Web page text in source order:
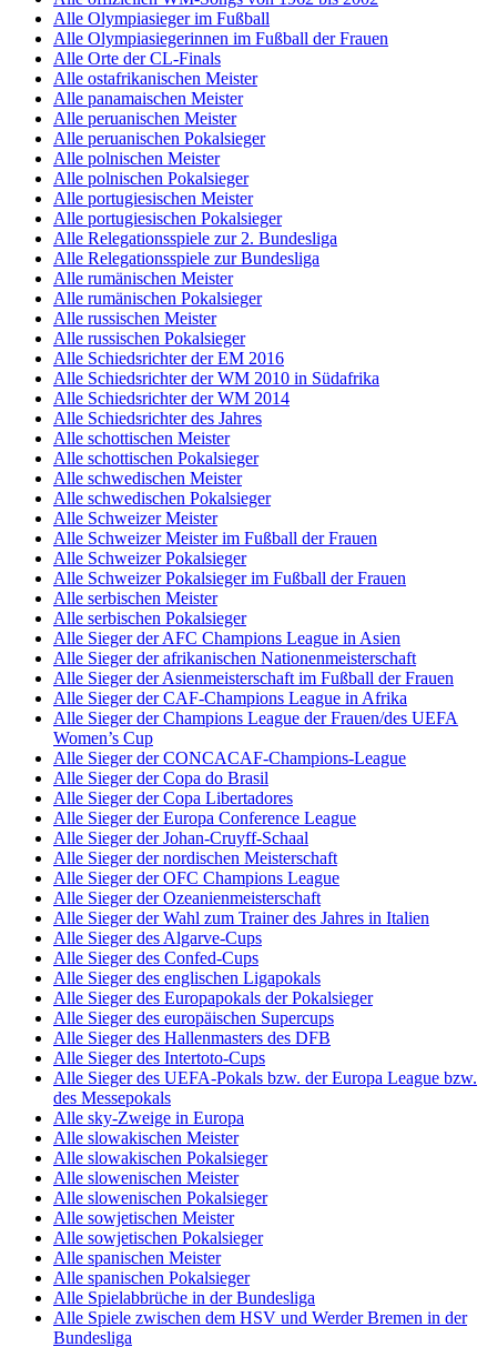
Alle Olympiasieger im Fußball
Alle Olympiasiegerinnen im Fußball der Frauen
Alle Orte der CL-Finals
Alle ostafrikanischen Meister
Alle panamaischen Meister
Alle peruanischen Meister
Alle peruanischen Pokalsieger
Alle polnischen Meister
Alle polnischen Pokalsieger
Alle portugiesischen Meister
Alle portugiesischen Pokalsieger
Alle Relegationsspiele zur 2. Bundesliga
Alle Relegationsspiele zur Bundesliga
Alle rumänischen Meister
Alle rumänischen Pokalsieger
Alle russischen Meister
Alle russischen Pokalsieger
Alle Schiedsrichter der EM 2016
Alle Schiedsrichter der WM 2010 in Südafrika
Alle Schiedsrichter der WM 2014
Alle Schiedsrichter des Jahres
Alle schottischen Meister
Alle schottischen Pokalsieger
Alle schwedischen Meister
Alle schwedischen Pokalsieger
Alle Schweizer Meister
Alle Schweizer Meister im Fußball der Frauen
Alle Schweizer Pokalsieger
Alle Schweizer Pokalsieger im Fußball der Frauen
Alle serbischen Meister
Alle serbischen Pokalsieger
Alle Sieger der AFC Champions League in Asien
Alle Sieger der afrikanischen Nationenmeisterschaft
Alle Sieger der Asienmeisterschaft im Fußball der Frauen
Alle Sieger der CAF-Champions League in Afrika
Alle Sieger der Champions League der Frauen/des UEFA
Women’s Cup
Alle Sieger der CONCACAF-Champions-League
Alle Sieger der Copa do Brasil
Alle Sieger der Copa Libertadores
Alle Sieger der Europa Conference League
Alle Sieger der Johan-Cruyff-Schaal
Alle Sieger der nordischen Meisterschaft
Alle Sieger der OFC Champions League
Alle Sieger der Ozeanienmeisterschaft
Alle Sieger der Wahl zum Trainer des Jahres in Italien
Alle Sieger des Algarve-Cups
Alle Sieger des Confed-Cups
Alle Sieger des englischen Ligapokals
Alle Sieger des Europapokals der Pokalsieger
Alle Sieger des europäischen Supercups
Alle Sieger des Hallenmasters des DFB
Alle Sieger des Intertoto-Cups
Alle Sieger des UEFA-Pokals bzw. der Europa League bzw.
des Messepokals
Alle sky-Zweige in Europa
Alle slowakischen Meister
Alle slowakischen Pokalsieger
Alle slowenischen Meister
Alle slowenischen Pokalsieger
Alle sowjetischen Meister
Alle sowjetischen Pokalsieger
Alle spanischen Meister
Alle spanischen Pokalsieger
Alle Spielabbrüche in der Bundesliga
Alle Spiele zwischen dem HSV und Werder Bremen in der
Bundesliga